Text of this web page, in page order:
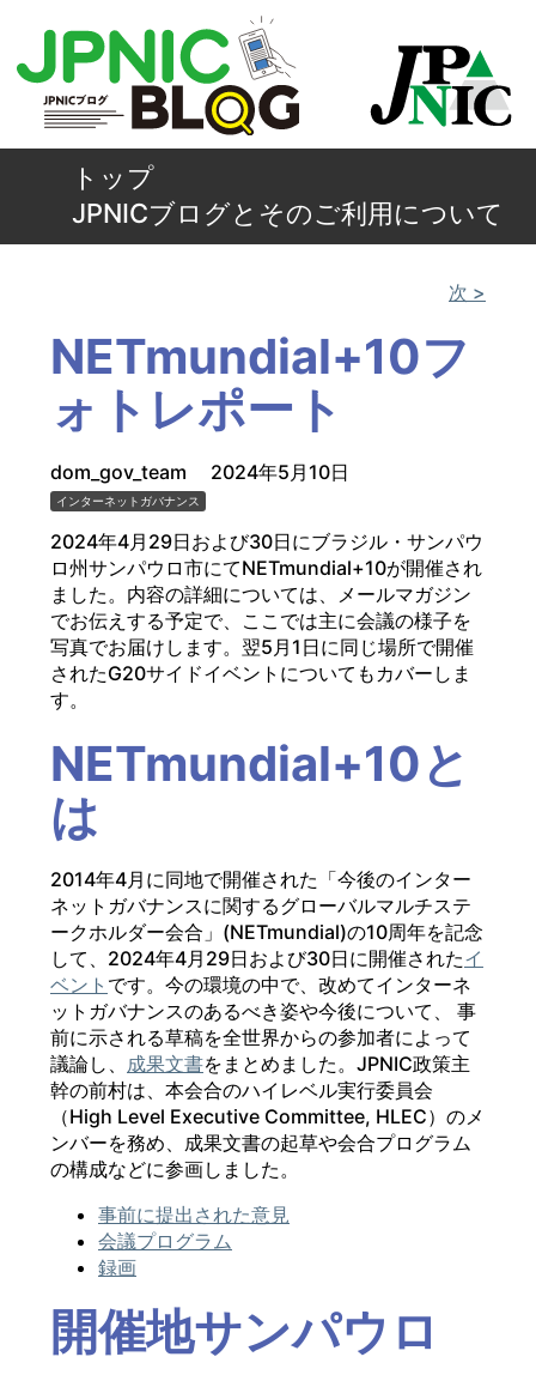
トップ
JPNICブログとそのご利用について
次 >
NETmundial+10フ
ォトレポート
dom_gov_team 2024年5月10日
インターネットガバナンス
2024年4月29日および30日にブラジル・サンパウ
ロ州サンパウロ市にてNETmundial+10が開催され
ました。内容の詳細については、メールマガジン
でお伝えする予定で、ここでは主に会議の様子を
写真でお届けします。翌5月1日に同じ場所で開催
されたG20サイドイベントについてもカバーしま
す。
NETmundial+10と
は
2014年4月に同地で開催された「今後のインター
ネットガバナンスに関するグローバルマルチステ
ークホルダー会合」(NETmundial)の10周年を記念
して、2024年4月29日および30日に開催されたイ
ベント です。今の環境の中で、改めてインターネ
ットガバナンスのあるべき姿や今後について、 事
前に示される草稿を全世界からの参加者によって
議論し、 成果文書をまとめました。JPNIC政策主
幹の前村は、本会合のハイレベル実行委員会
（High Level Executive Committee, HLEC）のメ
ンバーを務め、成果文書の起草や会合プログラム
の構成などに参画しました。
事前に提出された意見
会議プログラム
録画
開催地サンパウロ